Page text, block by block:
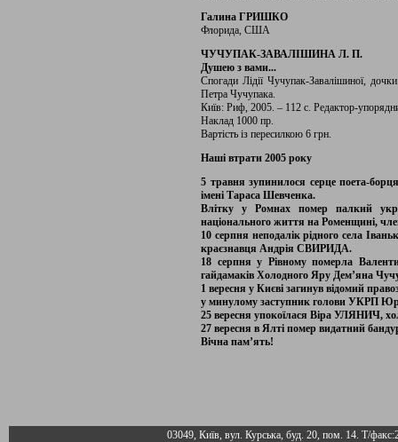
Галина ГРИШКО
Флорида, США
ЧУЧУПАК-ЗАВАЛІШИНА Л. П.
Душею з вами...
Спогади Лідії Чучупак-Завалішиної,
Петра Чучупака.
Київ: Риф, 2005. – 112 с. Редактор-
Наклад 1000 пр.
Вартість із пересилкою 6 грн.
Наші втрати 2005 року
5 травня зупинилося серце поета-
імені Тараса Шевченка.
Влітку у Ромнах помер палкий
національного життя на Роменщині,
10 серпня неподалік рідного села
краєзнавця Андрія СВИРИДА.
18 серпня у Рівному померла
гайдамаків Холодного Яру Дем’яна
1 вересня у Києві загинув відомий
у минулому заступник голови УКРП
25 вересня упокоїлася Віра УЛЯНИЧ,
27 вересня в Ялті помер видатний
Вічна пам’ять!
03049, Київ, вул. Курська, буд. 20, пом. 14. Т/